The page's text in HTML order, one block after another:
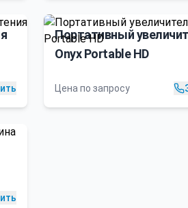
Портативный
Onyx Portable HD
Цена по запросу